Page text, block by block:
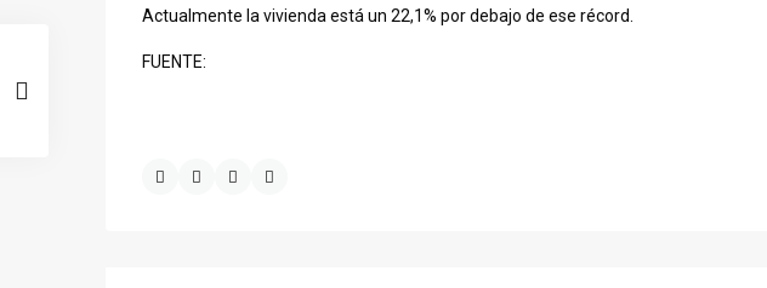
Actualmente la vivienda está un 22,1% por debajo de ese récord.
FUENTE: